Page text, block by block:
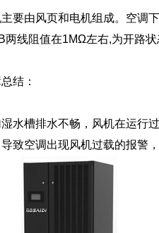
主要由风页和电机组成。空调
两线阻值在1MΩ左右,为开路状
结：
湿水槽排水不畅，风机在运行
致空调出现风机过载的报警